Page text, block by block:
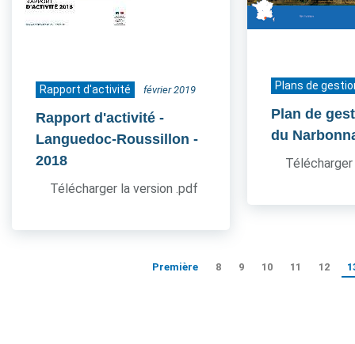
Rapport d'activité février 2019
Rapport d'activité -
Languedoc-Roussillon -
2018
Télécharger la version .pdf
Plans de
Plan de
du
Première 8 9 10 11 12